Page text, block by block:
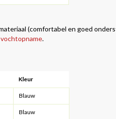
(comfortabel en goed
.
Kleur
Blauw
Blauw